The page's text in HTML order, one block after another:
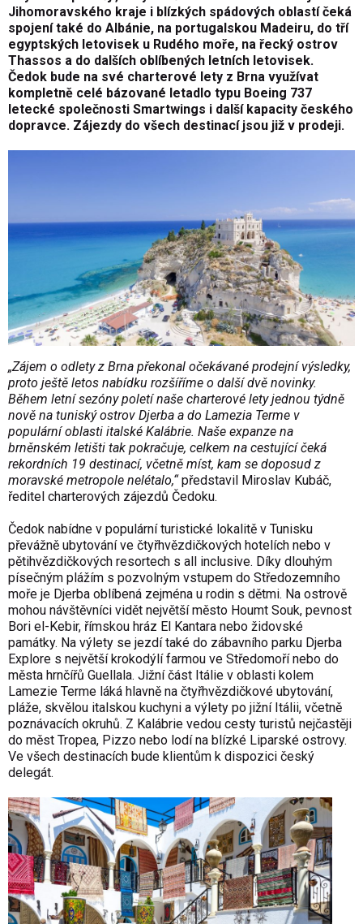
Jihomoravského kraje i blízkých spádových oblastí čeká
spojení také do Albánie, na portugalskou Madeiru, do tří
egyptských letovisek u Rudého moře, na řecký ostrov
Thassos a do dalších oblíbených letních letovisek.
Čedok bude na své charterové lety z Brna využívat
kompletně celé bázované letadlo typu Boeing 737
letecké společnosti Smartwings i další kapacity českého
dopravce. Zájezdy do všech destinací jsou již v prodeji.
„Zájem o odlety z Brna překonal očekávané prodejní výsledky,
proto ještě letos nabídku rozšíříme o další dvě novinky.
Během letní sezóny poletí naše charterové lety jednou týdně
nově na tuniský ostrov Djerba a do Lamezia Terme v
populární oblasti italské Kalábrie. Naše expanze na
brněnském letišti tak pokračuje, celkem na cestující čeká
rekordních 19 destinací, včetně míst, kam se doposud z
moravské metropole nelétalo,“představil Miroslav Kubáč,
ředitel charterových zájezdů Čedoku.
Čedok nabídne v populární turistické lokalitě v Tunisku
převážně ubytování ve čtyřhvězdičkových hotelích nebo v
pětihvězdičkových resortech s all inclusive. Díky dlouhým
písečným plážím s pozvolným vstupem do Středozemního
moře je Djerba oblíbená zejména u rodin s dětmi. Na ostrově
mohou návštěvníci vidět největší město Houmt Souk, pevnost
Bori el-Kebir, římskou hráz El Kantara nebo židovské
památky. Na výlety se jezdí také do zábavního parku Djerba
Explore s největší krokodýlí farmou ve Středomoří nebo do
města hrnčířů Guellala. Jižní část Itálie v oblasti kolem
Lamezie Terme láká hlavně na čtyřhvězdičkové ubytování,
pláže, skvělou italskou kuchyni a výlety po jižní Itálii, včetně
poznávacích okruhů. Z Kalábrie vedou cesty turistů nejčastěji
do měst Tropea, Pizzo nebo lodí na blízké Liparské ostrovy.
Ve všech destinacích bude klientům k dispozici český
delegát.